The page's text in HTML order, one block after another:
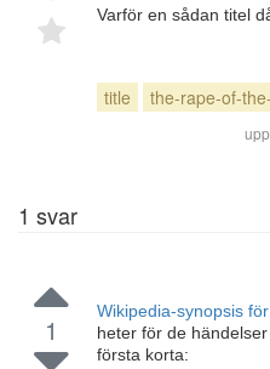
Varför en sådan titel
title the-rape-of-
1 svar
1
Wikipedia-synopsis
heter för de
första korta: